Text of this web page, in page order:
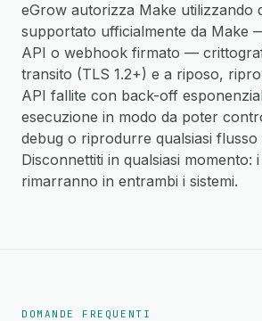
eGrow autorizza Make utilizzando
supportato ufficialmente da Make
API o webhook firmato —
transito (TLS 1.2+) e a riposo,
API fallite con back-off
esecuzione in modo da poter
debug o riprodurre qualsiasi flusso
Disconnettiti in qualsiasi momento:
rimarranno in entrambi i sistemi.
DOMANDE FREQUENTI